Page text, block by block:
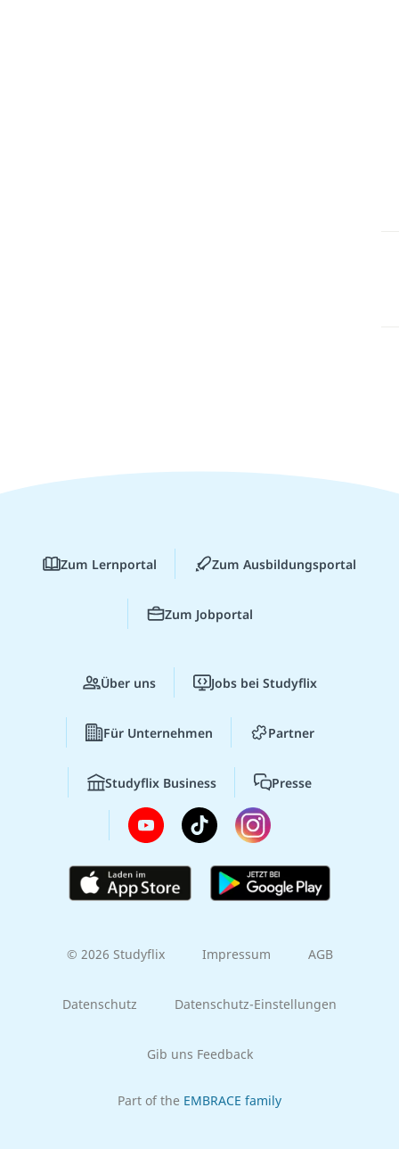
Zum Lernportal Zum Ausbildungsportal
Zum Jobportal
Über uns Jobs bei Studyflix
Für Unternehmen Partner
Studyflix Business Presse
© 2026 Studyflix Impressum AGB
Datenschutz Datenschutz-Einstellungen
Gib uns Feedback
Part of the EMBRACE family